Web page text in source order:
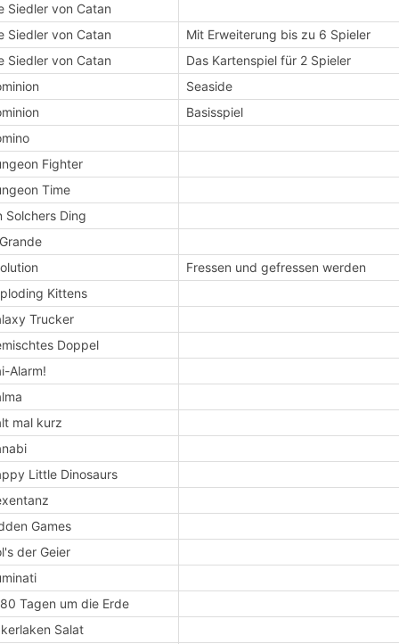
Siedler von Catan
Siedler von Catan
Mit Erweiterung bis zu 6 Spieler
Siedler von Catan
Das Kartenspiel für 2 Spieler
Seaside
Basisspiel
Fighter
Time
Solchers Ding
Fressen und gefressen werden
Kittens
Trucker
Doppel
Alarm!
mal kurz
Little Dinosaurs
Games
der Geier
Tagen um die Erde
Salat